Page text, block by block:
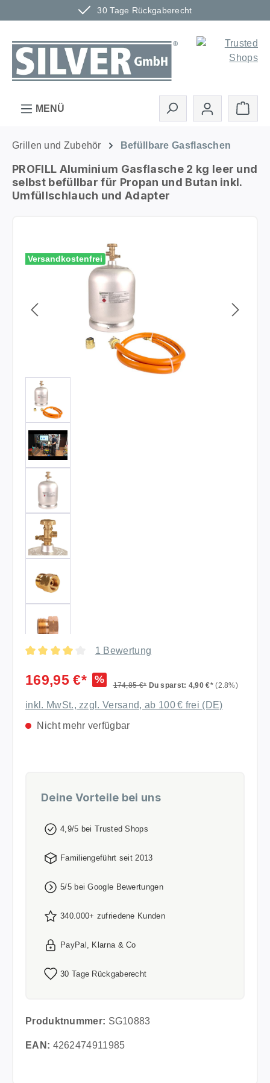
30 Tage Rückgaberecht
Zum Hauptinhalt springen
MENÜ
Grillen und Zubehör Befüllbare Gasflaschen
PROFILL Aluminium Gasflasche 2 kg leer und
selbst befüllbar für Propan und Butan inkl.
Umfüllschlauch und Adapter
Bildergalerie überspringen
Versandkostenfrei
1 Bewertung
169,95 €* % 174,85 €* Du sparst: 4,90 €*(2.8%)
inkl. MwSt., zzgl. Versand, ab 100 € frei (DE)
Nicht mehr verfügbar
Deine Vorteile bei uns
4,9/5 bei Trusted Shops
Familiengeführt seit 2013
5/5 bei Google Bewertungen
340.000+ zufriedene Kunden
PayPal, Klarna & Co
30 Tage Rückgaberecht
Produktnummer: SG10883
EAN: 4262474911985